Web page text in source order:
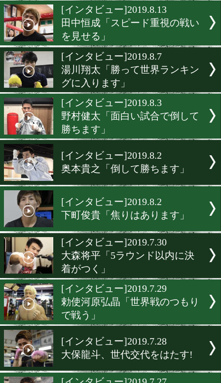
川崎真琴「自分の皮を剥い
りにいく」
[インタビュー]2019.8.15
粉川拓也「このチャンスに
る」
[インタビュー]2019.8.14
永野祐樹 「勝利への挑戦
[インタビュー]2019.8.13
田中恒成「スピード重視の
[インタビュー]2019.8.7
湯川翔太「勝って世界ラン
グに入ります」
[インタビュー]2019.8.3
野村健太「面白い試合で倒
勝ちます」
[インタビュー]2019.8.2
奥本貴之「倒して勝ちます